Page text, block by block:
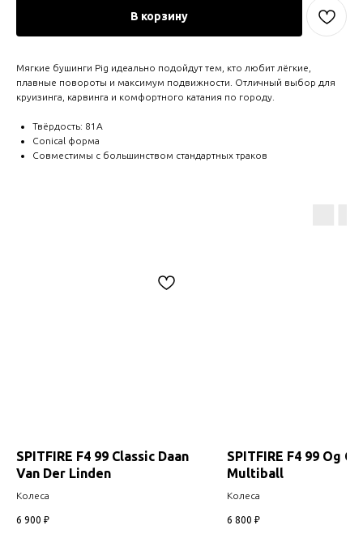
В корзину
Мягкие бушинги Pig идеально подойдут тем, кто любит лёгкие,
плавные повороты и максимум подвижности. Отличный выбор для
круизинга, карвинга и комфортного катания по городу.
Твёрдость: 81А
Conical форма
Совместимы с большинством стандартных траков
SPITFIRE F4 99 Classic Daan
Van Der Linden
Колеса
6 900 ₽
SPITFIRE F4 99 Og
Multiball
Колеса
6 800 ₽